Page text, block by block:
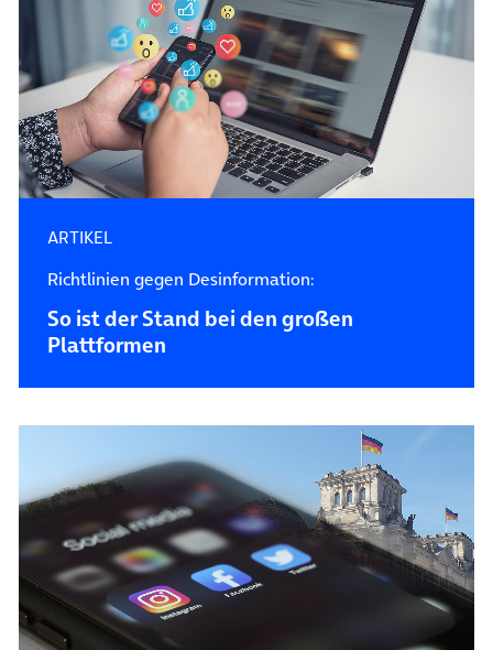
ARTIKEL
Richtlinien gegen Desinformation:
So ist der Stand bei den großen
Plattformen